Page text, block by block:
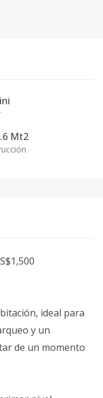
Mt2
ideal para
y un
de un momento